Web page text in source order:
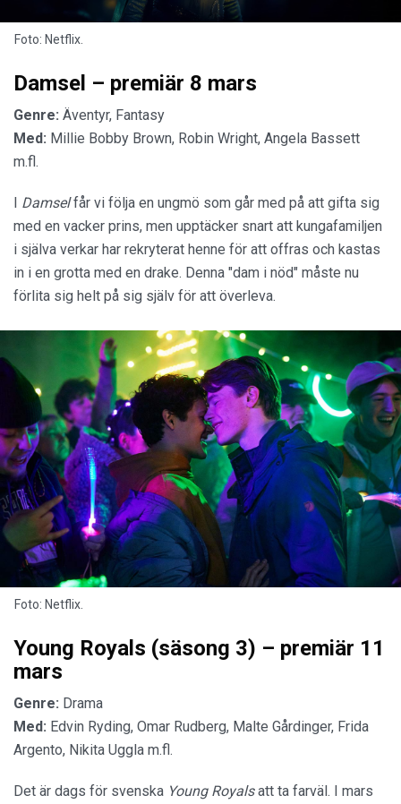
Foto: Netflix.
Damsel – premiär 8 mars
Genre: Äventyr, Fantasy
Med: Millie Bobby Brown, Robin Wright, Angela Bassett
m.fl.
Damselfår vi följa en ungmö som går med på att gifta sig
med en vacker prins, men upptäcker snart att kungafamiljen
i själva verkar har rekryterat henne för att offras och kastas
in i en grotta med en drake. Denna "dam i nöd" måste nu
förlita sig helt på sig själv för att överleva.
Foto: Netflix.
Young Royals (säsong 3) – premiär 11
mars
Genre: Drama
Med: Edvin Ryding, Omar Rudberg, Malte Gårdinger, Frida
Argento, Nikita Uggla m.fl.
Det är dags för svenska Young Royalsatt ta farväl. I mars